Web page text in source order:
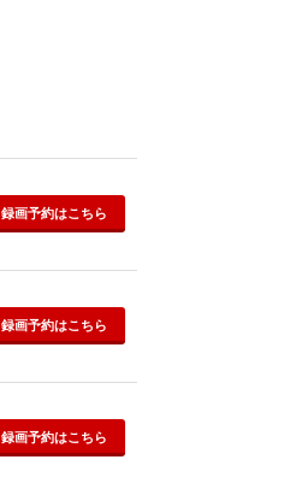
録画予約はこちら
録画予約はこちら
録画予約はこちら